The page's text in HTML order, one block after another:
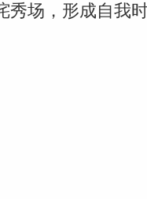
秀场，形成自我